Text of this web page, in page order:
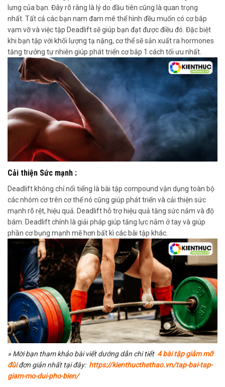
lưng của bạn. Đây rõ ràng là lý do đầu tiên cũng là quan trọng
nhất Tất cả các bạn nam đam mê thể hình đều muốn có cơ bắp
vạm vỡ và việc tập Deadlift sẽ giúp bạn đạt được điều đó Đặc biệt
khi bạn tập với khối lượng tạ nặng, cơ thể sẽ sản xuất ra hormones
tăng trưởng tự nhiên giúp phát triển cơ bắp 1 cách tối ưu nhất.
Cải thiện Sức mạnh :
Deadlift không chỉ nổi tiếng là bài tập compound vận dụng toàn bộ
các nhóm cơ trên cơ thểnó cũng giúp phát triển và cải thiện sức
mạnh rõ rệt, hiệu quả. Deadlift hỗ trợ hiệu quả tăng sức nắm và độ
bám. Deadlift chính là giải pháp giúp tăng lực nắm ở tay và giúp
phần cơ bụng mạnh mẽ hơn bất kì các bài tập khác.
» Mời bạn tham khảo bài viết dướng dẫn chi tiết 4 bài tập giảm mỡ
đùiđơn giản nhất tại đây: https://kienthucthethao.vn/tap-bai-tap-
giam-mo-dui-pho-bien/